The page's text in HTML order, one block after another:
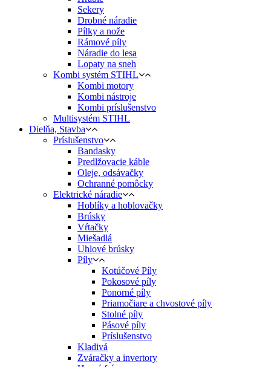
Sekery
Drobné náradie
Pílky a nože
Rámové píly
Náradie do lesa
Lopaty na sneh
Kombi systém STIHL
Kombi motory
Kombi nástroje
Kombi príslušenstvo
Multisystém STIHL
Dielňa, Stavba
Príslušenstvo
Bandasky
Predlžovacie káble
Oleje, odsávačky
Ochranné pomôcky
Elektrické náradie
Hoblíky a hoblovačky
Brúsky
Vŕtačky
Miešadlá
Uhlové brúsky
Píly
Kotúčové Píly
Pokosové píly
Ponorné píly
Priamočiare a chvostové píly
Stolné píly
Pásové píly
Príslušenstvo
Kladivá
Zváračky a invertory